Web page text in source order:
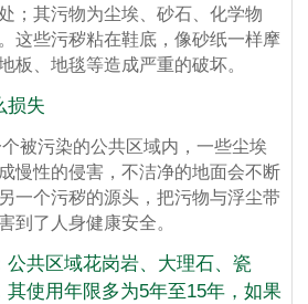
；其污物为尘埃、砂石、化学物
这些污秽粘在鞋底，像砂纸一样摩
板、地毯等造成严重的破坏。
损失
被污染的公共区域内，一些尘埃
慢性的侵害，不洁净的地面会不断
一个污秽的源头，把污物与浮尘带
到了人身健康安全。
公共区域花岗岩、大理石、瓷
使用年限多为5年至15年，如果